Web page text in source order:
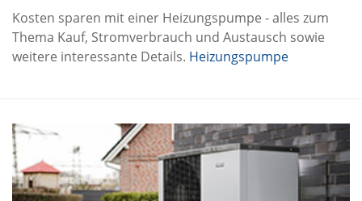
Kosten sparen mit einer Heizungspumpe - alles zum
Thema Kauf, Stromverbrauch und Austausch sowie
weitere interessante Details. Heizungspumpe